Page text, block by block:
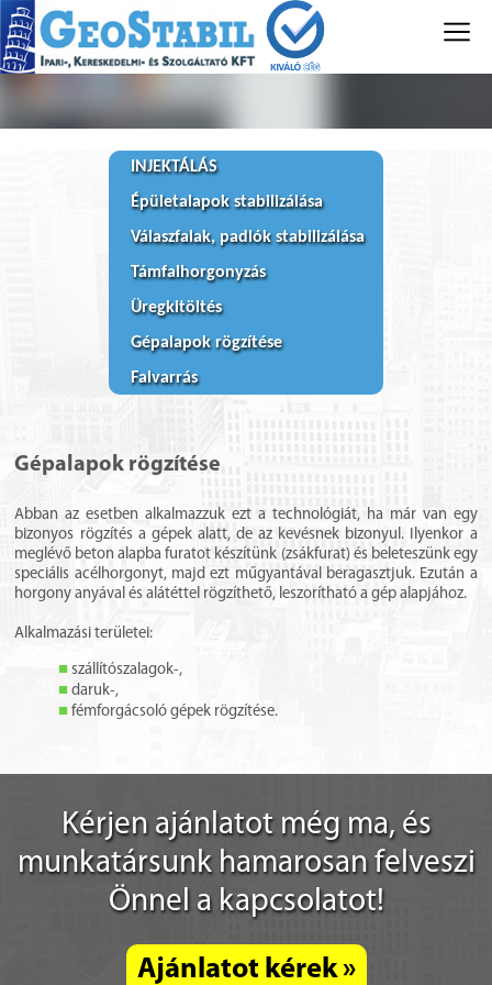
INJEKTÁLÁS
Épületalapok stabilizálása
Válaszfalak, padlók stabilizálása
Támfalhorgonyzás
Üregkitöltés
Gépalapok rögzítése
Falvarrás
Gépalapok rögzítése
Abban az esetben alkalmazzuk ezt a technológiát, ha már van egy
bizonyos rögzítés a gépek alatt, de az kevésnek bizonyul. Ilyenkor a
meglévő beton alapba furatot készítünk (zsákfurat) és beleteszünk egy
speciális acélhorgonyt, majd ezt műgyantával beragasztjuk. Ezután a
horgony anyával és alátéttel rögzíthető, leszorítható a gép alapjához.
Alkalmazási területei:
szállítószalagok-,
daruk-,
fémforgácsoló gépek rögzítése.
Kérjen ajánlatot még ma, és
munkatársunk hamarosan felveszi
Önnel a kapcsolatot!
Ajánlatot kérek »